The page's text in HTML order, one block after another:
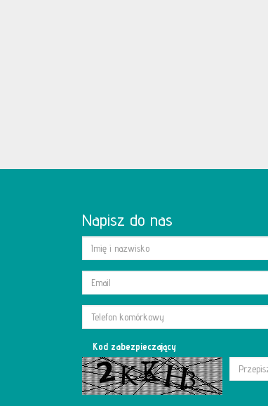
Napisz do nas
Kod zabezpieczający